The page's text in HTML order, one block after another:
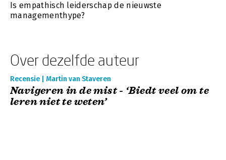
Is empathisch leiderschap de nieuwste
managementhype?
Over dezelfde auteur
Recensie | Martin van Staveren
Navigeren in de mist - ‘Biedt veel om te
leren niet te weten’